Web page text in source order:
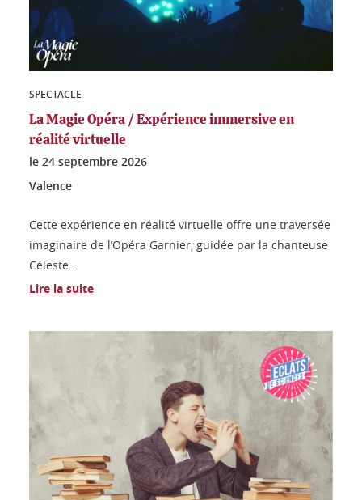
SPECTACLE
La Magie Opéra / Expérience immersive en
réalité virtuelle
le 24 septembre 2026
Valence
Cette expérience en réalité virtuelle offre une traversée
imaginaire de l’Opéra Garnier, guidée par la chanteuse
Céleste...
Lire la suite